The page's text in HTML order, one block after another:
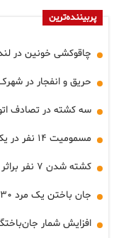
پربیننده‌ترین
چاقوکشی خونین در
حریق و انفجار در
سه کشته در تصادف
مسمومیت ۱۴ نفر در یکی از استخرهای تبریز
کشته شدن ۷ نفر براثر حمله انتحاری در شمال پاکستان
جان باختن یک مرد ۳۰ ساله بر اثر غرق‌شدگی در رودخانه زاینده رود
افزایش شمار